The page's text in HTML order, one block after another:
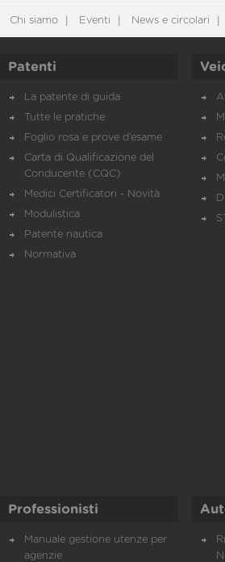
Chi siamo Eventi News e circolari
Patenti
La patente di guida
Tutte le pratiche
Foglio rosa e prove d’esame
Carta di Qualificazione del
Conducente (CQC)
Medici Certificatori - Novità
Modulistica
Patente nautica
Normativa
Professionisti
Manuale gestione utenze per
agenzie